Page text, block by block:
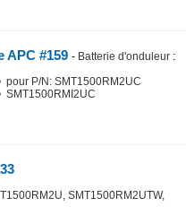
APC #159 - Batterie d'onduleur :
pour P/N: SMT1500RM2UC
SMT1500RMI2UC
SMT1500RM2UTW,